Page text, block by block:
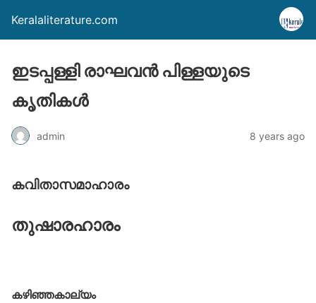
Keralaliterature.com
ഇടപ്പള്ളി രാഘവന്‍ പിള്ളയുടെ
കൃതികള്‍
admin 8 years ago
കവിതാസമാഹാരം
തുഷാരഹാരം
കഴിഞ്ഞകാല്യം